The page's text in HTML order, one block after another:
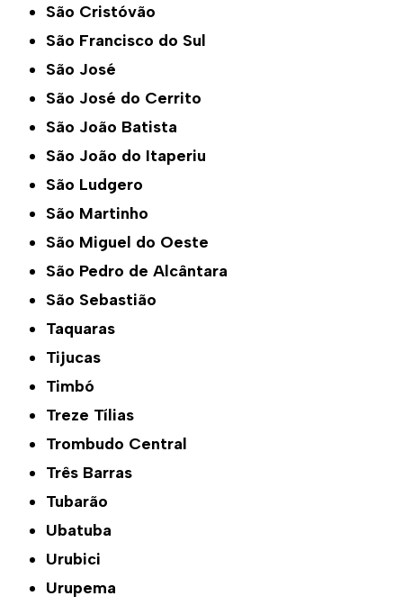
São Cristóvão
São Francisco do Sul
São José
São José do Cerrito
São João Batista
São João do Itaperiu
São Ludgero
São Martinho
São Miguel do Oeste
São Pedro de Alcântara
São Sebastião
Taquaras
Tijucas
Timbó
Treze Tílias
Trombudo Central
Três Barras
Tubarão
Ubatuba
Urubici
Urupema